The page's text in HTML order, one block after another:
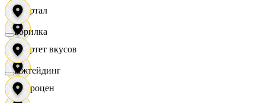
Квартал
Квартет вкусов
Доброцен
Горилка
Ижтейдинг